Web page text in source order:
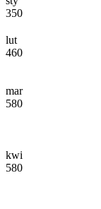
350
lut
460
mar
580
kwi
580